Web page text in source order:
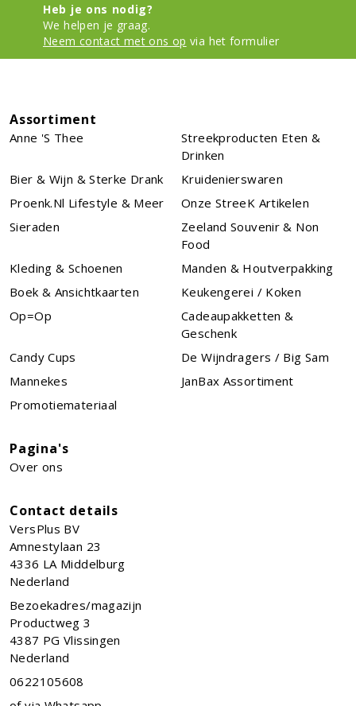
Heb je ons nodig?
We helpen je graag.
Neem contact met ons op via het formulier
Assortiment
Anne 's Thee
Streekproducten Eten &
Drinken
Bier & Wijn & Sterke Drank
Kruidenierswaren
Proenk.nl Lifestyle & Meer
Onze StreeK Artikelen
Sieraden
Zeeland Souvenir & Non
Food
Kleding & Schoenen
Manden & Houtverpakking
Boek & Ansichtkaarten
Keukengerei / Koken
Op=Op
Cadeaupakketten &
Geschenk
Candy Cups
De Wijndragers / Big Sam
Mannekes
JanBax Assortiment
Promotiemateriaal
Pagina's
Over ons
Contact details
VersPlus BV
Amnestylaan 23
4336 LA Middelburg
Nederland
Bezoekadres/magazijn
Productweg 3
4387 PG Vlissingen
Nederland
0622105608